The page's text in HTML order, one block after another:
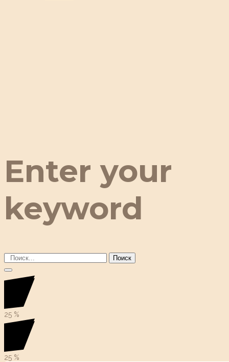
Enter your
keyword
Поиск
25 %
25 %